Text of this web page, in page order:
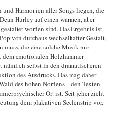
und Harmonien aller Songs liegen, die
Hurley auf einen warmen, aber
worden sind. Das Ergebnis ist
von durchaus wechselhafter Gestalt,
muss, die eine solche Musik nur
emotionalen Holzhammer
nämlich selbst in den dramatischeren
des Ausdrucks. Das mag daher
des hohen Nordens – den Texten
Ort ist. Seit jeher zieht
dem plakativen Seelenstrip vor.